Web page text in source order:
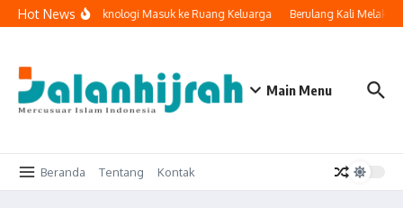
Lewati ke konten
Hot NewsKetika Teknologi Masuk ke Ruang Keluarga Berulang Kali
Main Menu
Beranda Tentang Kontak